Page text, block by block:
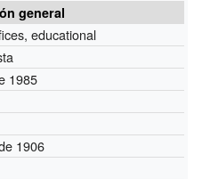
general
educational
1985
1906